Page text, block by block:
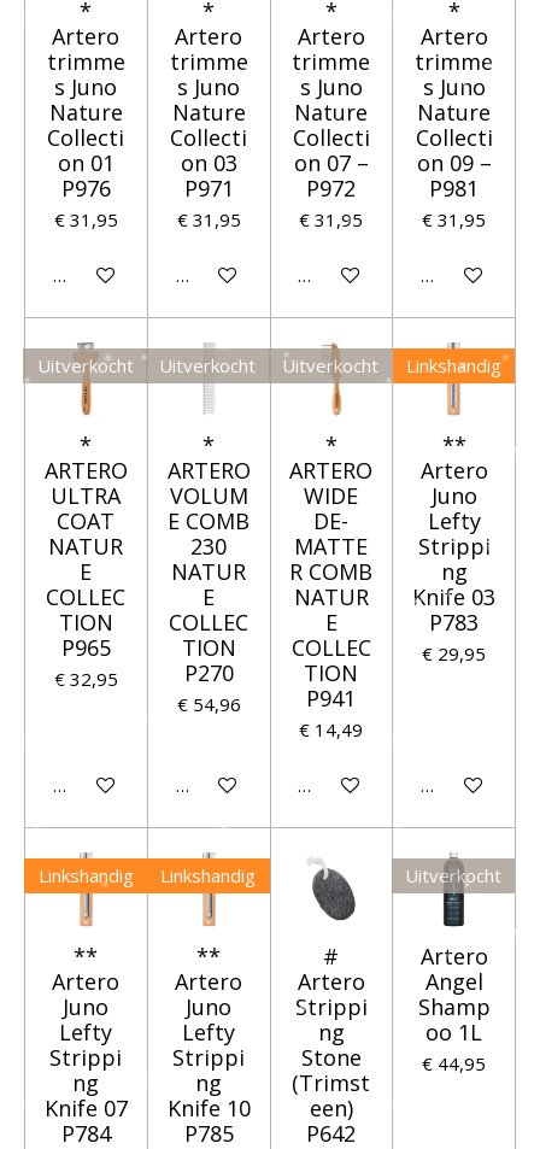
*
Artero
trimme
s Juno
Nature
Collecti
on 01
P976
€ 31,95
In winkelwagen
*
Artero
trimme
s Juno
Nature
Collecti
on 03
P971
€ 31,95
In winkelwagen
*
Artero
trimme
s Juno
Nature
Collecti
on 07 –
P972
€ 31,95
In winkelwagen
*
Artero
trimme
s Juno
Nature
Collecti
on 09 –
P981
€ 31,95
In
Uitverkocht
*
ARTERO
ULTRA
COAT
NATUR
E
COLLEC
TION
P965
€ 32,95
Houd mij op de hoogte
Uitverkocht
*
ARTERO
VOLUM
E COMB
230
NATUR
E
COLLEC
TION
P270
€ 54,96
Houd mij op de hoogte
Uitverkocht
*
ARTERO
WIDE
DE-
MATTE
R COMB
NATUR
E
COLLEC
TION
P941
€ 14,49
Houd mij op de hoogte
Linkshandig
**
Artero
Juno
Lefty
Strippi
ng
Knife 03
P783
€ 29,95
Houd mij op
Linkshandig
**
Artero
Juno
Lefty
Strippi
ng
Knife 07
P784
Linkshandig
**
Artero
Juno
Lefty
Strippi
ng
Knife 10
P785
#
Artero
Strippi
ng
Stone
(Trimst
een)
P642
Uitverkocht
Artero
Angel
Shamp
oo 1L
€ 44,95